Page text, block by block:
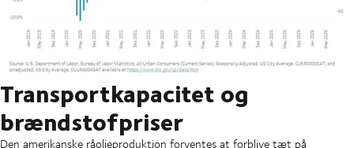
Transportkapacitet og
brændstofpriser
Den amerikanske råolieproduktion forventes at forblive tæt på